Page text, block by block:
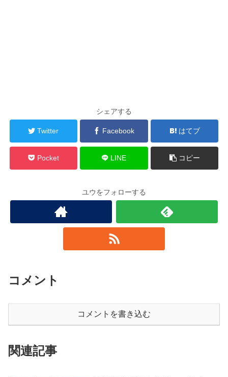
シェアする
Twitter Facebook はてブ
Pocket LINE コピー
ユウをフォローする
コメント
コメントを書き込む
関連記事